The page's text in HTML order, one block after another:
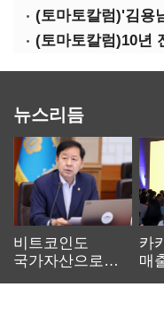
(토마토칼럼)'김용
뉴스리듬
비트코인도
국가자산으로…'
카
매